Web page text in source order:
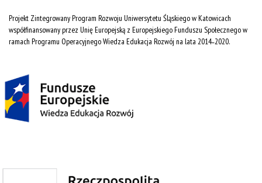
Projekt Zintegrowany Program Rozwoju Uniwersytetu Śląskiego w Katowicach
współfinansowany przez Unię Europejską z Europejskiego Funduszu Społecznego w
ramach Programu Operacyjnego Wiedza Edukacja Rozwój na lata 2014˗2020.